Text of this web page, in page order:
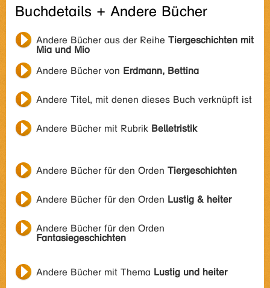
Buchdetails + Andere Bücher
Andere Bücher aus der Reihe Tiergeschichten mit
Mia und Mio
Andere Bücher von Erdmann, Bettina
Andere Titel, mit denen dieses Buch verknüpft ist
Andere Bücher mit Rubrik Belletristik
Andere Bücher für den Orden Tiergeschichten
Andere Bücher für den Orden Lustig & heiter
Andere Bücher für den Orden
Fantasiegeschichten
Andere Bücher mit Thema Lustig und heiter